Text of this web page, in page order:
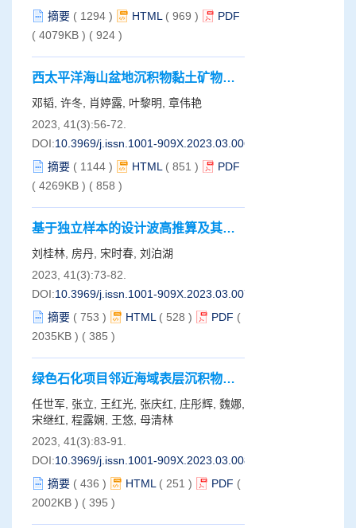
摘要 ( 1294 ) HTML ( 969 )
PDF
( 4079KB ) ( 924 )
西太平洋海山盆地沉积物黏土矿物特
征及其指示意义
邓韬, 许冬, 肖婷露, 叶黎明, 章伟艳
2023, 41(3):56-72.
DOI:10.3969/j.issn.1001-909X.2023.03.006
摘要 ( 1144 ) HTML ( 851 )
PDF
( 4269KB ) ( 858 )
基于独立样本的设计波高推算及其应
用
刘桂林, 房丹, 宋时春, 刘泊湖
2023, 41(3):73-82.
DOI:10.3969/j.issn.1001-909X.2023.03.007
摘要 ( 753 ) HTML ( 528 ) PDF (
2035KB ) ( 385 )
绿色石化项目邻近海域表层沉积物
PAHs分布及年际变化
任世军, 张立, 王红光, 张庆红, 庄彤辉, 魏娜,
宋继红, 程露娴, 王悠, 母清林
2023, 41(3):83-91.
DOI:10.3969/j.issn.1001-909X.2023.03.008
摘要 ( 436 ) HTML ( 251 ) PDF (
2002KB ) ( 395 )